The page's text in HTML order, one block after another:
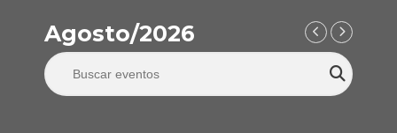
Agosto/2026